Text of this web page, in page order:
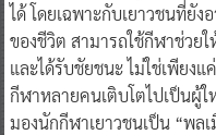
ได้ โดยเฉพาะกับเยาวชนที่ยัง
ของชีวิต สามารถใช้กีฬาช่วย
และได้รับชัยชนะ ไม่ใช่เพียง
กีฬาหลายคนเติบโตไปเป็นผู้
มองนักกีฬาเยาวชนเป็น “พลเ